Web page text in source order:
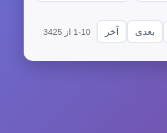
بعدی آخر 1-10 از 3425